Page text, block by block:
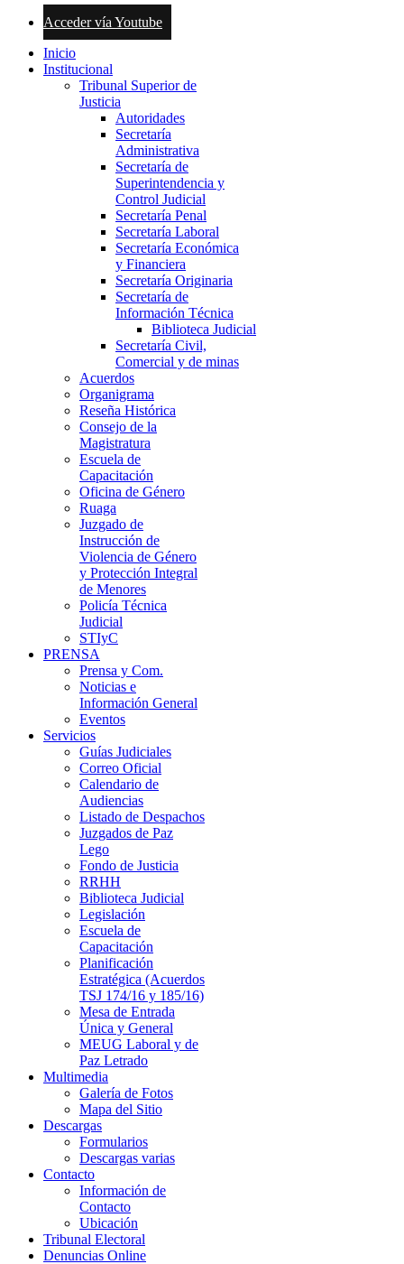
Acceder vía Youtube
Inicio
Institucional
Tribunal Superior de
Justicia
Autoridades
Secretaría
Administrativa
Secretaría de
Superintendencia y
Control Judicial
Secretaría Penal
Secretaría Laboral
Secretaría Económica
y Financiera
Secretaría Originaria
Secretaría de
Información Técnica
Biblioteca Judicial
Secretaría Civil,
Comercial y de minas
Acuerdos
Organigrama
Reseña Histórica
Consejo de la
Magistratura
Escuela de
Capacitación
Oficina de Género
Ruaga
Juzgado de
Instrucción de
Violencia de Género
y Protección Integral
de Menores
Policía Técnica
Judicial
STIyC
PRENSA
Prensa y Com.
Noticias e
Información General
Eventos
Servicios
Guías Judiciales
Correo Oficial
Calendario de
Audiencias
Listado de Despachos
Juzgados de Paz
Lego
Fondo de Justicia
RRHH
Biblioteca Judicial
Legislación
Escuela de
Capacitación
Planificación
Estratégica (Acuerdos
TSJ 174/16 y 185/16)
Mesa de Entrada
Única y General
MEUG Laboral y de
Paz Letrado
Multimedia
Galería de Fotos
Mapa del Sitio
Descargas
Formularios
Descargas varias
Contacto
Información de
Contacto
Ubicación
Tribunal Electoral
Denuncias Online